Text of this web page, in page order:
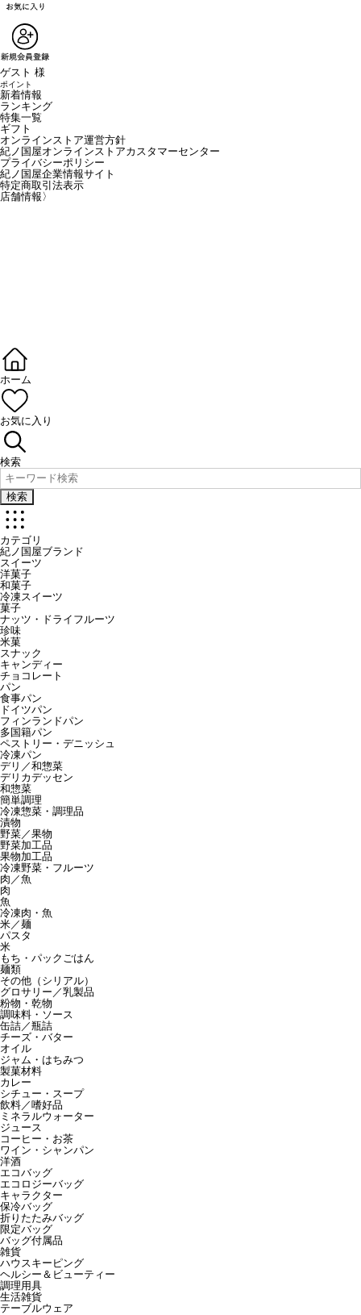
ゲスト 様
ポイント
新着情報
ランキング
特集一覧
ギフト
オンラインストア運営方針
紀ノ国屋オンラインストアカスタマーセンター
プライバシーポリシー
紀ノ国屋企業情報サイト
特定商取引法表示
店舗情報 〉
ホーム
お気に入り
検索
検索
カテゴリ
紀ノ国屋ブランド
スイーツ
洋菓子
和菓子
冷凍スイーツ
菓子
ナッツ・ドライフルーツ
珍味
米菓
スナック
キャンディー
チョコレート
パン
食事パン
ドイツパン
フィンランドパン
多国籍パン
ペストリー・デニッシュ
冷凍パン
デリ／和惣菜
デリカデッセン
和惣菜
簡単調理
冷凍惣菜・調理品
漬物
野菜／果物
野菜加工品
果物加工品
冷凍野菜・フルーツ
肉／魚
肉
魚
冷凍肉・魚
米／麺
パスタ
米
もち・パックごはん
麺類
その他（シリアル）
グロサリー／乳製品
粉物・乾物
調味料・ソース
缶詰／瓶詰
チーズ・バター
オイル
ジャム・はちみつ
製菓材料
カレー
シチュー・スープ
飲料／嗜好品
ミネラルウォーター
ジュース
コーヒー・お茶
ワイン・シャンパン
洋酒
エコバッグ
エコロジーバッグ
キャラクター
保冷バッグ
折りたたみバッグ
限定バッグ
バッグ付属品
雑貨
ハウスキーピング
ヘルシー＆ビューティー
調理用具
生活雑貨
テーブルウェア